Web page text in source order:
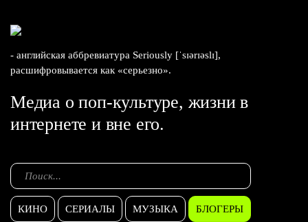
- английская аббревиатура Seriously [ˈsɪərɪəslɪ],
расшифровывается как «серьезно».
Медиа о поп-культуре, жизни в
интернете и вне его.
КИНО СЕРИАЛЫ МУЗЫКА БЛОГЕРЫ